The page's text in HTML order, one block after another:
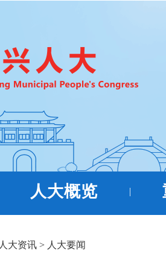
人大概览 |
人大资讯 > 人大要闻